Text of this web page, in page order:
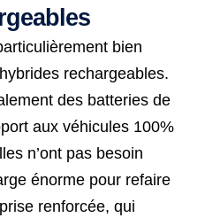
bien
rechargeables.
des batteries de
aux véhicules 100%
n’ont pas besoin
énorme pour refaire
renforcée, qui